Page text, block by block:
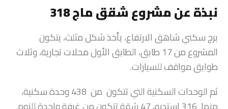
نبذة عن مشروع شقق ماج 318
برج سكني شاهق الارتفاع، يأخذ شكل مثلث، يتكون
المشروع من 17 طابق، الطابق الأول محلات تجارية، وثلاث
طوابق مواقف للسيارات.
ثم الوحدات السكنية التي تتكون من 438 وحدة سكنية،